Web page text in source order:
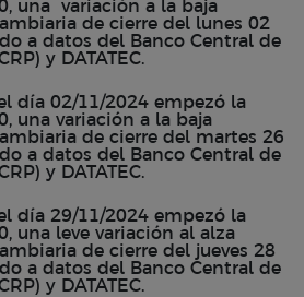
una variación a la baja
de cierre del lunes 02
a datos del Banco Central de
y DATATEC.
día 02/11/2024 empezó la
una variación a la baja
de cierre del martes 26
a datos del Banco Central de
y DATATEC.
día 29/11/2024 empezó la
una leve variación al alza
de cierre del jueves 28
a datos del Banco Central de
y DATATEC.